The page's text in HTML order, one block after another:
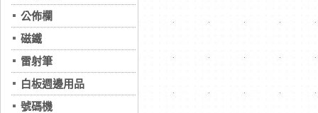
公佈欄
磁鐵
雷射筆
白板週邊用品
號碼機